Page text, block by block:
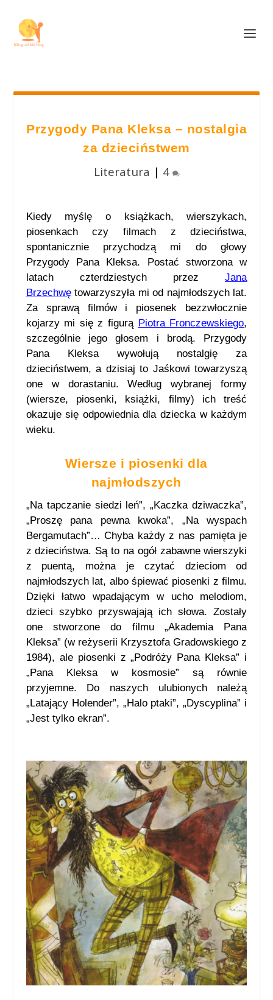
Przygody Pana Kleksa – nostalgia
za dzieciństwem
Literatura | 4
Kiedy myślę o książkach, wierszykach,
piosenkach czy filmach z dzieciństwa,
spontanicznie przychodzą mi do głowy
Przygody Pana Kleksa. Postać stworzona w
latach czterdziestych przezJana
Brzechwę towarzyszyła mi od najmłodszych lat.
Za sprawą filmów i piosenek bezzwłocznie
kojarzy mi się z figurą Piotra Fronczewskiego,
szczególnie jego głosem i brodą. Przygody
Pana Kleksa wywołują nostalgię za
dzieciństwem, a dzisiaj to Jaśkowi towarzyszą
one w dorastaniu. Według wybranej formy
(wiersze, piosenki, książki, filmy) ich treść
okazuje się odpowiednia dla dziecka w każdym
wieku.
Wiersze i piosenki dla
najmłodszych
„Na tapczanie siedzi leń”, „Kaczka dziwaczka”,
„Proszę pana pewna kwoka”, „Na wyspach
Bergamutach”… Chyba każdy z nas pamięta je
z dzieciństwa. Są to na ogół zabawne wierszyki
z puentą, można je czytać dzieciom od
najmłodszych lat, albo śpiewać piosenki z filmu.
Dzięki łatwo wpadającym w ucho melodiom,
dzieci szybko przyswajają ich słowa. Zostały
one stworzone do filmu „Akademia Pana
Kleksa” (w reżyserii Krzysztofa Gradowskiego z
1984), ale piosenki z „Podróży Pana Kleksa” i
„Pana Kleksa w kosmosie” są równie
przyjemne. Do naszych ulubionych należą
„Latający Holender”, „Halo ptaki”, „Dyscyplina” i
„Jest tylko ekran”.